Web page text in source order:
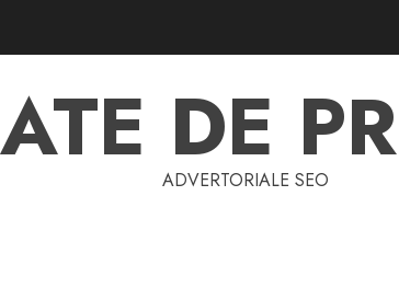
DE
ADVERTORIALE SEO